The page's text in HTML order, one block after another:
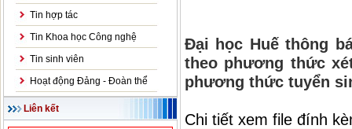
Tin hợp tác
Tin Khoa học Công nghệ
Tin sinh viên
Hoạt động Đảng - Đoàn thể
Liên kết
Đại học Huế thông
theo phương thức
phương thức tuyển
Chi tiết xem file đính